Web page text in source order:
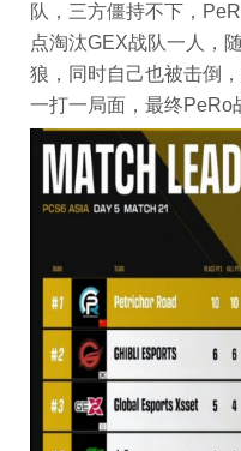
队，三方僵持不下，
点淘汰GEX战队一人，
狼，同时自己也被击倒
一打一局面，最终PeRo